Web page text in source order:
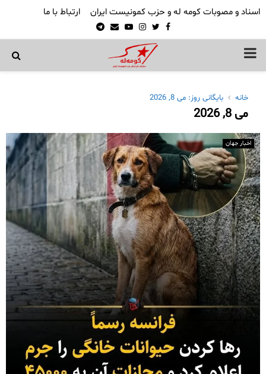
اسناد و مصوبات کومه له و حزب کمونیست ایران ارتباط با ما
Facebook
Twitter
Instagram
Youtube
Email
Telegram
PRIMARY
خانه بایگانی روز: می 8, 2026
می 8, 2026
اخبار جهان